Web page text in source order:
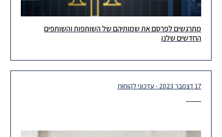
שמחים ומתרגשים לפרסם את שמותיהם של השותפות והשותפים
מתרגשים לפרסם את שמותיהם של השותפות והשותפים
החדשים שלנו
17 דצמבר 2023 - עדכוני לקוחות